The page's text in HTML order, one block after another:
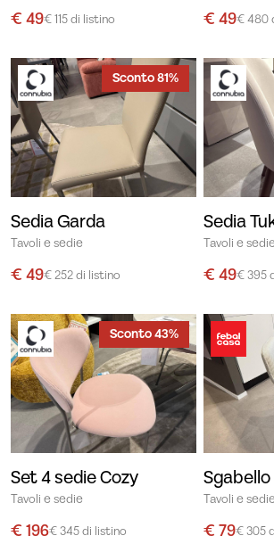
€ 49€ 115 di listino € 49€ 480
Sconto 81%
Sedia Garda
Tavoli e sedie
€ 49€ 252 di listino
Sedia
Tavoli e
€ 49€ 395
Sconto 43%
Set 4 sedie Cozy
Tavoli e sedie
€ 196€ 345 di listino
Sgabello
Tavoli e
€ 79€ 305